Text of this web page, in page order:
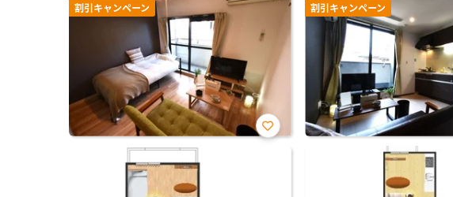
割引キャンペーン
お気
割引キャンペーン